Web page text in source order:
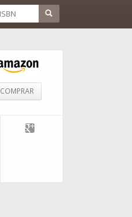
COMPRAR